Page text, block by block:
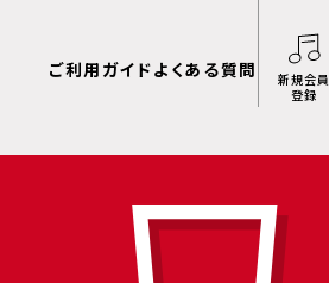
ご利用ガイドよくある質問
新規会員
登録